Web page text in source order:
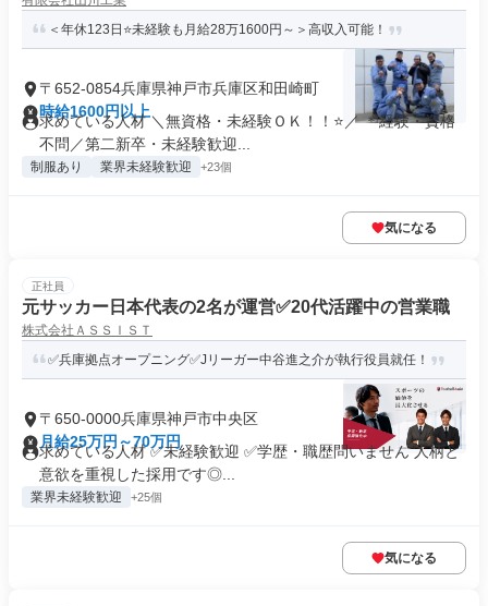
＜年休123日⭐未経験も月給28万1600円～＞高収入可能！
〒652-0854兵庫県神戸市兵庫区和田崎町
時給1600円以上
求めている人材 ＼無資格・未経験ＯＫ！！⭐／ ＊経験・資格
不問／第二新卒・未経験歓迎...
制服あり 業界未経験歓迎 +23個
気になる
正社員
元サッカー日本代表の2名が運営✅️20代活躍中の営業職
株式会社ＡＳＳＩＳＴ
✅兵庫拠点オープニング✅Jリーガー中谷進之介が執行役員就任！
〒650-0000兵庫県神戸市中央区
月給25万円～70万円
求めている人材 ✅未経験歓迎 ✅学歴・職歴問いません 人柄と
意欲を重視した採用です◎...
業界未経験歓迎 +25個
気になる